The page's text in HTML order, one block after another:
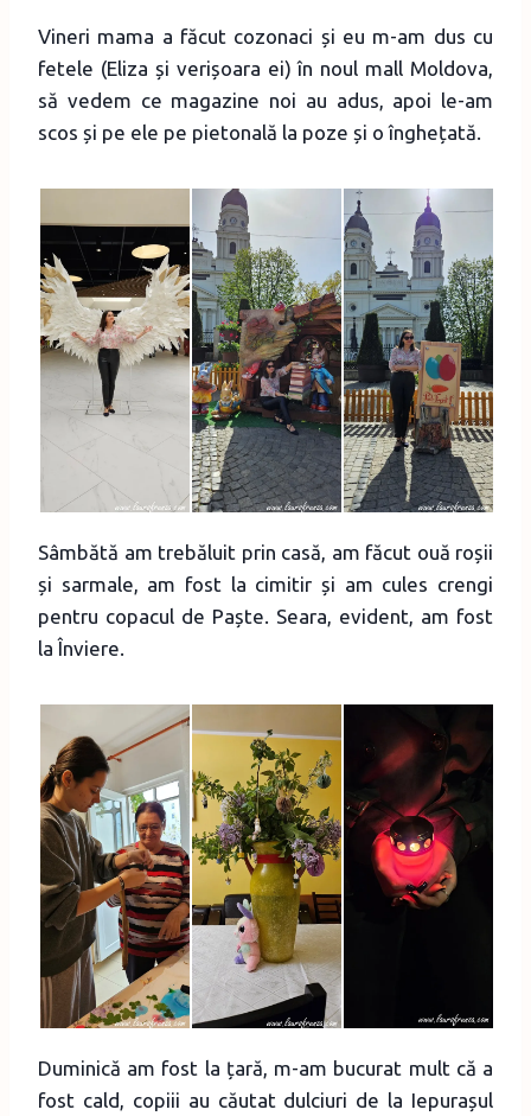
Vineri mama a făcut cozonaci și eu m-am dus cu
fetele (Eliza și verișoara ei) în noul mall Moldova,
să vedem ce magazine noi au adus, apoi le-am
scos și pe ele pe pietonală la poze și o înghețată.
Sâmbătă am trebăluit prin casă, am făcut ouă roșii
și sarmale, am fost la cimitir și am cules crengi
pentru copacul de Paște. Seara, evident, am fost
la Înviere.
Duminică am fost la țară, m-am bucurat mult că a
fost cald, copiii au căutat dulciuri de la Iepurașul